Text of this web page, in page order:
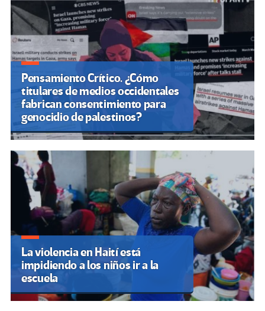
entradas
Pensamiento Crítico. ¿Cómo
titulares de medios occidentales
fabrican consentimiento para
genocidio de palestinos?
La violencia en Haití está
impidiendo a los niños ir a la
escuela